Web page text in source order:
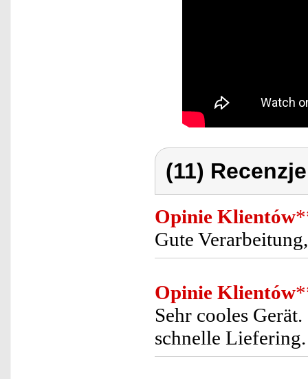
(11)
Opinie Klientów
Gute
Opinie Klientów
Sehr cooles
schnelle